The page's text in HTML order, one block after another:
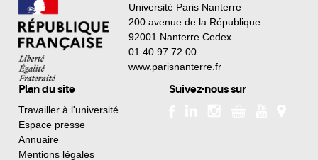
Université Paris Nanterre
200 avenue de la République
92001 Nanterre Cedex
01 40 97 72 00
www.parisnanterre.fr
Plan du site
Travailler à l'université
Espace presse
Annuaire
Mentions légales
Suivez-nous sur